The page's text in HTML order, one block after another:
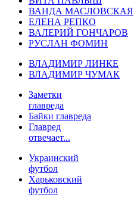
ВАНДА МАСЛОВСКАЯ
ЕЛЕНА РЕПКО
ВАЛЕРИЙ ГОНЧАРОВ
РУСЛАН ФОМИН
ВЛАДИМИР ЛИНКЕ
ВЛАДИМИР ЧУМАК
Заметки
главреда
Байки главреда
Главред
отвечает...
Украинский
футбол
Харьковский
футбол